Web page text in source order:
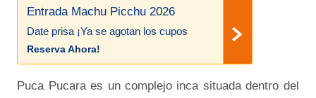
Entrada Machu Picchu 2026
Date prisa ¡Ya se agotan los cupos
Reserva Ahora!
Puca Pucara es un complejo inca situada dentro del